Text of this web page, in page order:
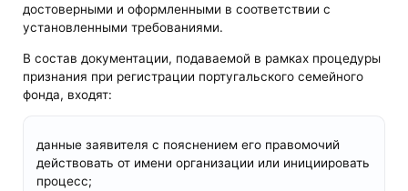
достоверными и оформленными в соответствии с
установленными требованиями.
В состав документации, подаваемой в рамках процедуры
признания при регистрации португальского семейного
фонда, входят:
данные заявителя с пояснением его правомочий
действовать от имени организации или инициировать
процесс;